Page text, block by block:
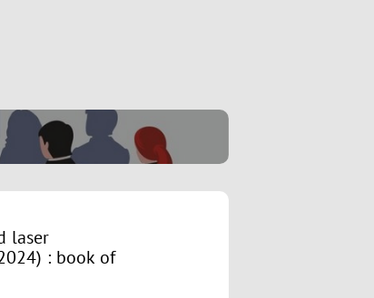
laser
: book of